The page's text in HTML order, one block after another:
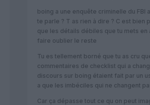
boing a une enquête criminelle du FBI
te parle ? T as rien à dire ? C est bien
que les détails débiles que tu mets en
faire oublier le reste
Tu es tellement borné que tu as cru
commentaires de checklist qui a
discours sur boing étaient fait par un
a que les imbéciles qui ne changent
Car ça dépasse tout ce qu on peut